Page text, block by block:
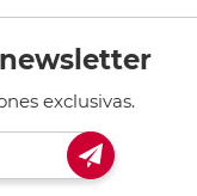
exclusivas.